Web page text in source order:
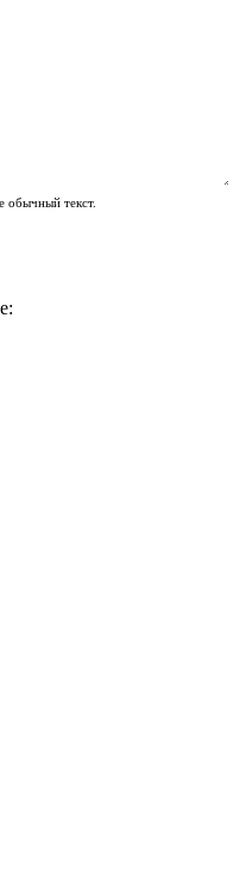
обычный текст.